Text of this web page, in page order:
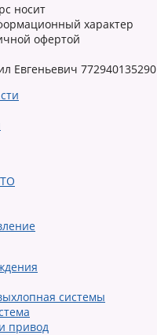
носит
характер
офертой
772940135290
системы
привод